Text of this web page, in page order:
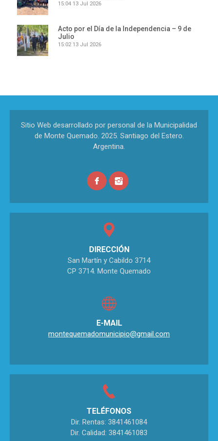
15:04 13 Jul 2026
Acto por el Día de la Independencia – 9 de
Julio
15:02 13 Jul 2026
Sitio Web desarrollado por personal de la Municipalidad
de Monte Quemado. 2025. Santiago del Estero.
Argentina.
DIRECCIÓN
San Martín y Cabildo 3714
CP 3714. Monte Quemado
E-MAIL
montequemadomunicipio@gmail.com
TELÉFONOS
Dir. Rentas: 3841461084
Dir. Calidad: 3841461083